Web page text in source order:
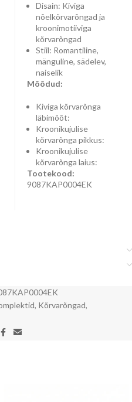
Disain: Kiviga
nõelkõrvarõngad ja
kroonimotiiviga
kõrvarõngad
Stiil: Romantiline,
mänguline, sädelev,
naiselik
Mõõdud:
Kiviga kõrvarõnga
läbimõõt:
Kroonikujulise
kõrvarõnga pikkus:
Kroonikujulise
kõrvarõnga laius:
Tootekood:
9087KAP0004EK
, Kõrvarõngad,